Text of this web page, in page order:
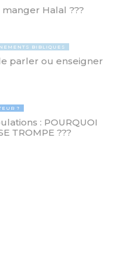
Halal ???
BIBLIQUES
parler ou enseigner
?
: POURQUOI
TROMPE ???